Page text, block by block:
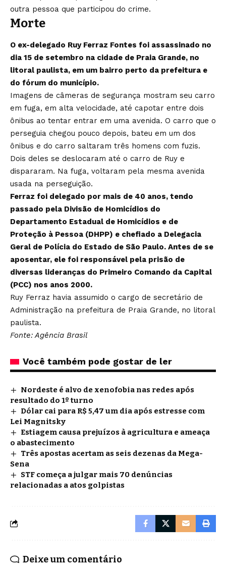
outra pessoa que participou do crime.
Morte
O ex-delegado Ruy Ferraz Fontes foi assassinado no
dia 15 de setembro na cidade de Praia Grande, no
litoral paulista, em um bairro perto da prefeitura e
do fórum do município.
Imagens de câmeras de segurança mostram seu carro
em fuga, em alta velocidade, até capotar entre dois
ônibus ao tentar entrar em uma avenida. O carro que o
perseguia chegou pouco depois, bateu em um dos
ônibus e do carro saltaram três homens com fuzis.
Dois deles se deslocaram até o carro de Ruy e
dispararam. Na fuga, voltaram pela mesma avenida
usada na perseguição.
Ferraz foi delegado por mais de 40 anos, tendo
passado pela Divisão de Homicídios do
Departamento Estadual de Homicídios e de
Proteção à Pessoa (DHPP) e chefiado a Delegacia
Geral de Polícia do Estado de São Paulo. Antes de se
aposentar, ele foi responsável pela prisão de
diversas lideranças do Primeiro Comando da Capital
(PCC) nos anos 2000.
Ruy Ferraz havia assumido o cargo de secretário de
Administração na prefeitura de Praia Grande, no litoral
paulista.
Fonte: Agência Brasil
Você também pode gostar de ler
Nordeste é alvo de xenofobia nas redes após
resultado do 1º turno
Dólar cai para R$ 5,47 um dia após estresse com
Lei Magnitsky
Estiagem causa prejuízos à agricultura e ameaça
o abastecimento
Três apostas acertam as seis dezenas da Mega-
Sena
STF começa a julgar mais 70 denúncias
relacionadas a atos golpistas
Deixe um comentário